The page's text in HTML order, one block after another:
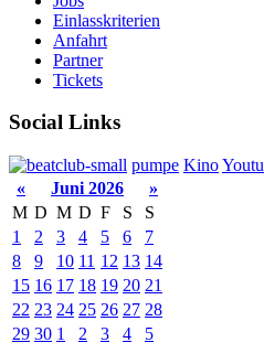
Einlasskriterien
Anfahrt
Partner
Tickets
Social Links
pumpe Kino
«
Juni 2026
»
M D M D F S
S
1
2 3 4 5 6
7
8
9 10 11 12 13 14
15 16 17 18 19 20 21
22 23 24 25 26 27 28
29 30 1 2 3 4 5